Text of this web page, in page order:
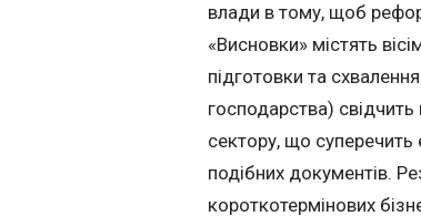
влади в тому, щоб
«Висновки» містять
підготовки та
господарства)
сектору, що
подібних документів.
короткотермінових